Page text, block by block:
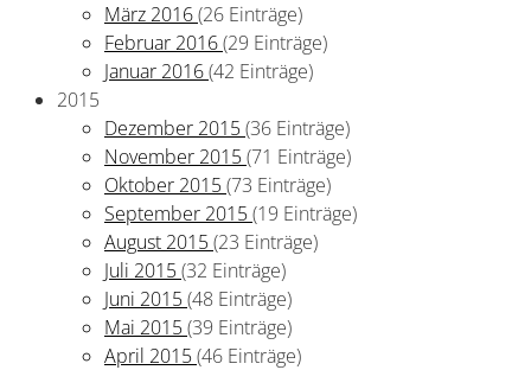
März 2016(26 Einträge)
Februar 2016(29 Einträge)
Januar 2016(42 Einträge)
2015
Dezember 2015(36 Einträge)
November 2015(71 Einträge)
Oktober 2015(73 Einträge)
September 2015(19 Einträge)
August 2015(23 Einträge)
Juli 2015(32 Einträge)
Juni 2015(48 Einträge)
Mai 2015(39 Einträge)
April 2015(46 Einträge)